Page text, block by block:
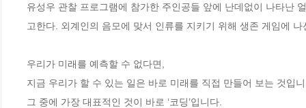
유성우 관찰 프로그램에 참가한 주인공들 앞에 난데없이 나타난
고한다. 외계인의 음모에 맞서 인류를 지키기 위해 생존 게임에
우리가 미래를 예측할 수 없다면,
지금 우리가 할 수 있는 일은 바로 미래를 직접 만들어 보는 것입
그 중에 가장 대표적인 것이 바로 ‘코딩’입니다.